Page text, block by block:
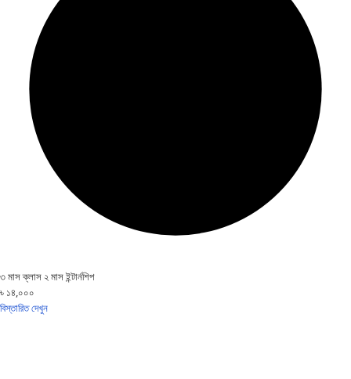
৩ মাস ক্লাস ২ মাস ইন্টার্নশিপ
৳ ১৪,০০০
বিস্তারিত দেখুন